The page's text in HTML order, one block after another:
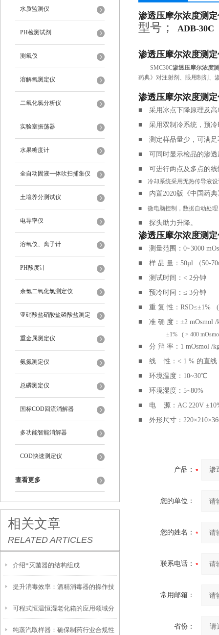
水质监测仪
PH检测试剂
测氧仪
溶解氧测定仪
二氧化氯分析仪
实验室振荡器
水果糖度计
全自动固液一体吹扫捕集仪
土壤养分测试仪
电导率仪
溶氧仪、离子计
PH酸度计
余氯二氧化氯测定仪
亚硝酸盐硝酸盐磷酸盐测定
重金属测定仪
氨氮测定仪
总磷测定仪
国标COD回流消解器
多功能智能消解器
COD快速测定仪
查看更多
相关文章
RELATED ARTICLES
介绍*灭菌器的结构组成
提升消毒效率：酒精消毒器的操作技
巧与维护建议
可程式恒温恒湿老化箱的应用领域分
析
纯蒸汽取样器：确保制药行业合规性
渗透压摩尔浓度测
型号； ADB-30C
渗透压摩尔浓度测
SMC30C渗透压摩尔浓度
药典》对注射剂、眼用制剂、
渗透压摩尔浓度测
■ 采用冰点下降原理及高
■ 采用双制冷系统，预冷
■ 测定样品量少，可满足
■ 可同时显示检品的渗透
■ 可进行两点及多点的线
■ 冷却系统采用无热传导液
■ 内置2020版《中国药
■ 微电脑控制，数据自动处
■ 探头助力升降。
渗透压摩尔浓度测
■ 测量范围：0~3000
■ 样 品 量：50µl （50-
■ 测试时间：< 2分钟
■ 预冷时间：≤ 3分钟
■ 重 复 性：RSD≤±1%
■ 准 确 度：±2 mOsmol
±1% ( > 400 mOsmol
■ 分 辩 率：1 mOsmol /
■ 线 性：< 1 % 的直线
■ 环境温度：10~30℃
■ 环境湿度：5~80%
■ 电 源：AC 220V
■ 外形尺寸：
产品：
您的单位：
您的姓名：
联系电话：
常用邮箱：
省份：